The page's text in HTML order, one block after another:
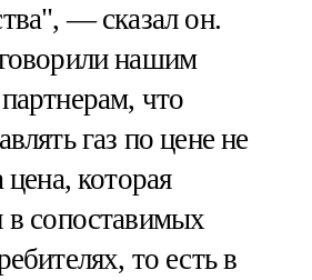
— сказал он.
нашим
что
газ по цене не
которая
в сопоставимых
то есть в